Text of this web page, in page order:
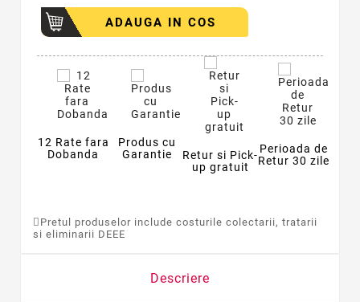
ADAUGA IN COS
12 Rate fara
Dobanda
Produs cu
Garantie
Retur si Pick-
up gratuit
Perioada de
Retur 30 zile
Pretul produselor include costurile colectarii, tratarii
si eliminarii DEEE
Descriere